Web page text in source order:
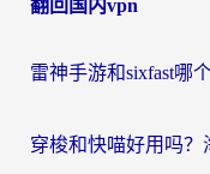
导
翻回国内vpn